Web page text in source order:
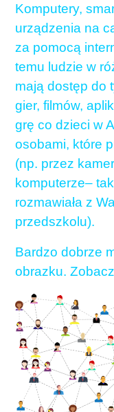
Komputery,
urządzenia na
za pomocą
temu ludzie w
mają dostęp do
gier, filmów,
grę co dzieci w
osobami, które
(np. przez
komputerze–
rozmawiała z
przedszkolu).
Bardzo dobrze
obrazku.